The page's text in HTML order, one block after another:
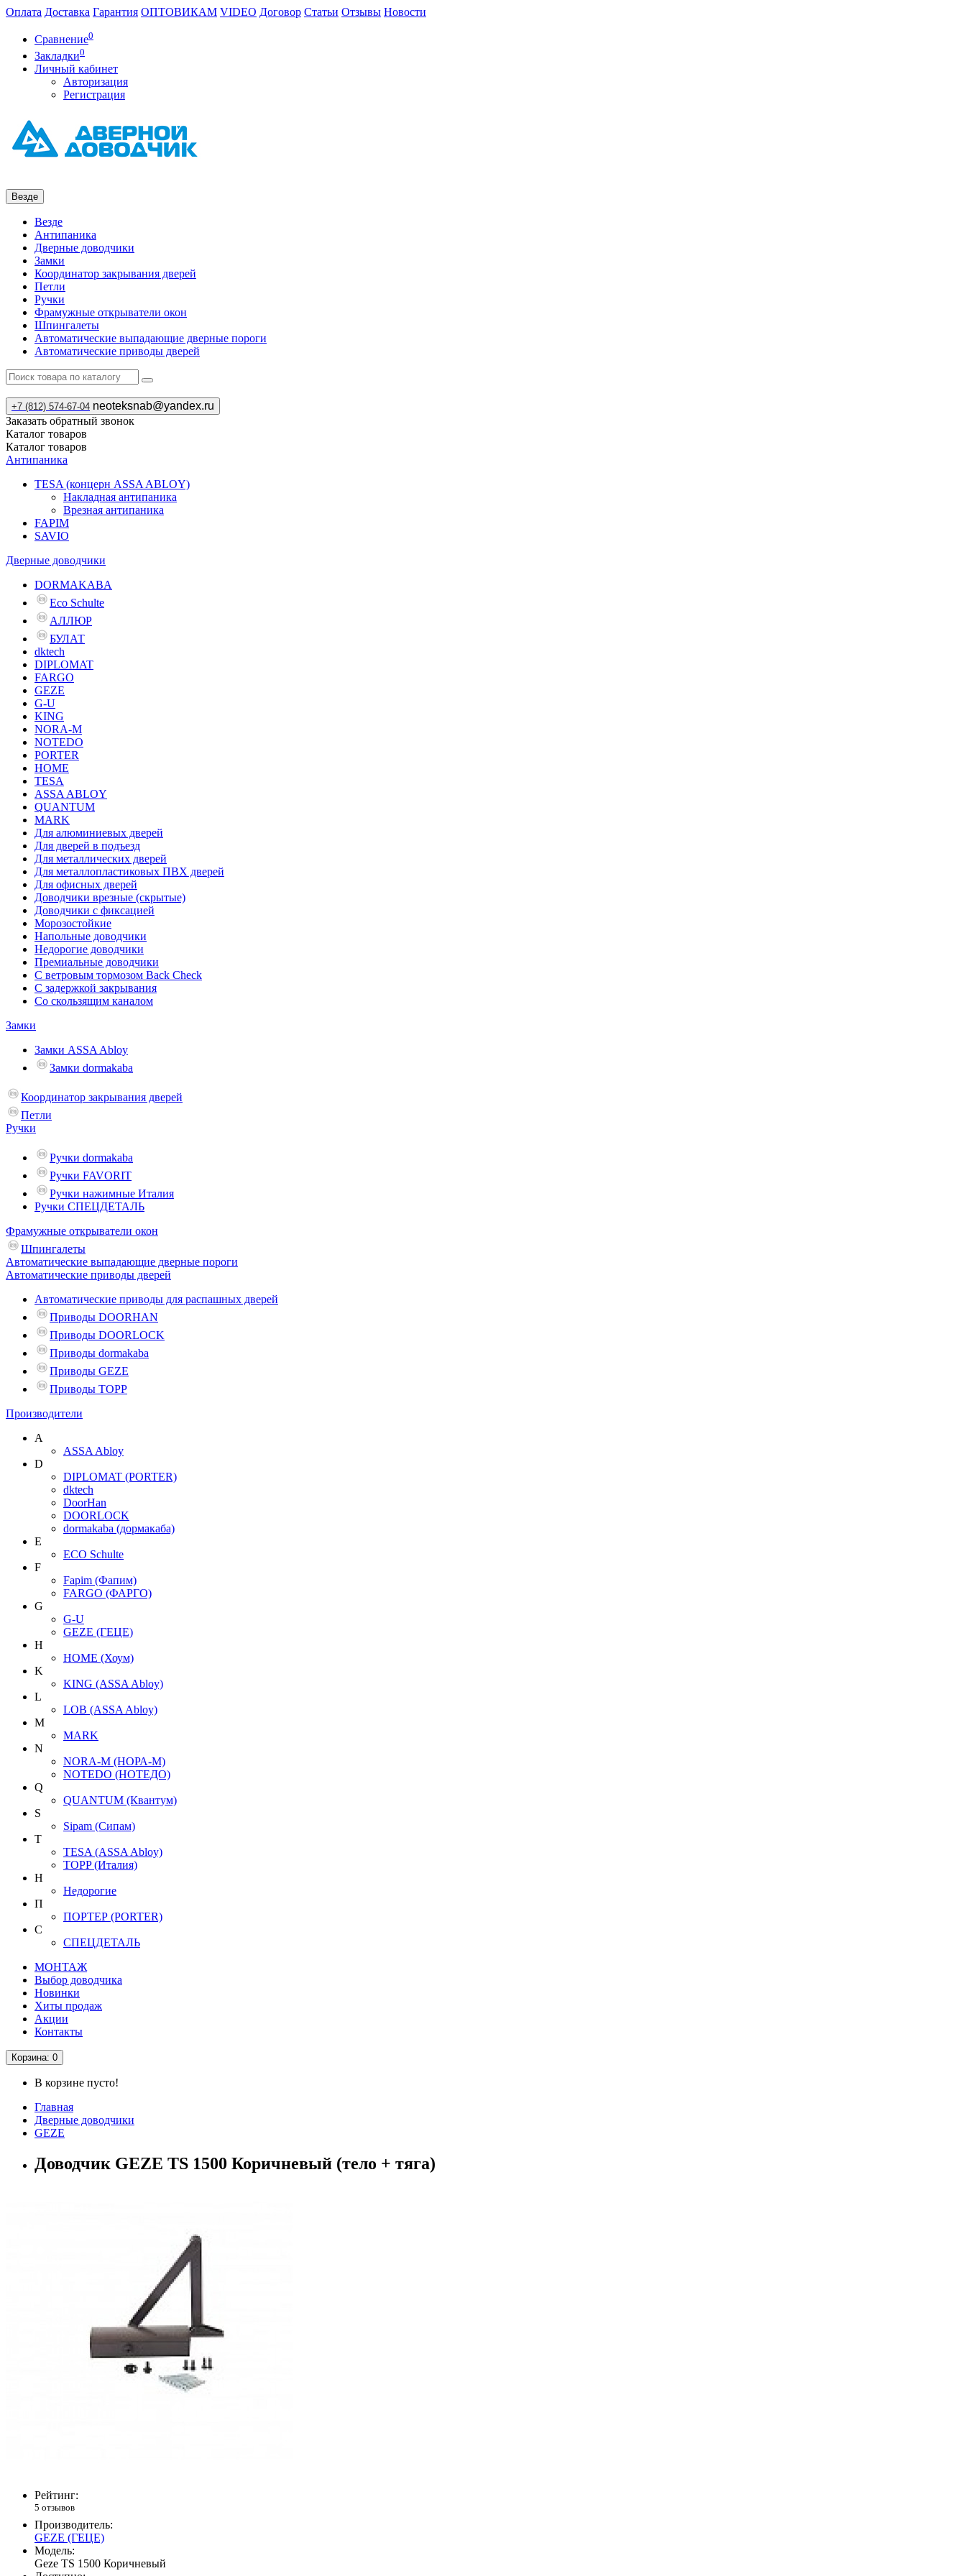
Оплата Доставка Гарантия ОПТОВИКАМ VIDEO Договор Статьи Отзывы Новости
Сравнение0
Закладки0
Личный кабинет
Авторизация
Регистрация
Везде
Везде
Антипаника
Дверные доводчики
Замки
Координатор закрывания дверей
Петли
Ручки
Фрамужные открыватели окон
Шпингалеты
Автоматические выпадающие дверные пороги
Автоматические приводы дверей
+7 (812) 574-67-04 neoteksnab@yandex.ru
Заказать обратный звонок
Каталог товаров
Каталог товаров
Антипаника
TESA (концерн ASSA ABLOY)
Накладная антипаника
Врезная антипаника
FAPIM
SAVIO
Дверные доводчики
DORMAKABA
Eco Schulte
АЛЛЮР
БУЛАТ
dktech
DIPLOMAT
FARGO
GEZE
G-U
KING
NORA-M
NOTEDO
PORTER
HOME
TESA
ASSA ABLOY
QUANTUM
MARK
Для алюминиевых дверей
Для дверей в подъезд
Для металлических дверей
Для металлопластиковых ПВХ дверей
Для офисных дверей
Доводчики врезные (скрытые)
Доводчики с фиксацией
Морозостойкие
Напольные доводчики
Недорогие доводчики
Премиальные доводчики
С ветровым тормозом Back Check
С задержкой закрывания
Со скользящим каналом
Замки
Замки ASSA Abloy
Замки dormakaba
Координатор закрывания дверей
Петли
Ручки
Ручки dormakaba
Ручки FAVORIT
Ручки нажимные Италия
Ручки СПЕЦДЕТАЛЬ
Фрамужные открыватели окон
Шпингалеты
Автоматические выпадающие дверные пороги
Автоматические приводы дверей
Автоматические приводы для распашных дверей
Приводы DOORHAN
Приводы DOORLOCK
Приводы dormakaba
Приводы GEZE
Приводы TOPP
Производители
A
ASSA Abloy
D
DIPLOMAT (PORTER)
dktech
DoorHan
DOORLOCK
dormakaba (дормакаба)
E
ECO Schulte
F
Fapim (Фапим)
FARGO (ФАРГО)
G
G-U
GEZE (ГЕЦЕ)
H
HOME (Хоум)
K
KING (ASSA Abloy)
L
LOB (ASSA Abloy)
M
MARK
N
NORA-M (НОРА-М)
NOTEDO (НОТЕДО)
Q
QUANTUM (Квантум)
S
Sipam (Сипам)
T
TESA (ASSA Abloy)
TOPP (Италия)
Н
Недорогие
П
ПОРТЕР (PORTER)
С
СПЕЦДЕТАЛЬ
МОНТАЖ
Выбор доводчика
Новинки
Хиты продаж
Акции
Контакты
Корзина: 0
В корзине пусто!
Главная
Дверные доводчики
GEZE
Доводчик GEZE TS 1500 Коричневый (тело + тяга)
Рейтинг:
5 отзывов
Производитель:
GEZE (ГЕЦЕ)
Модель:
Geze TS 1500 Коричневый